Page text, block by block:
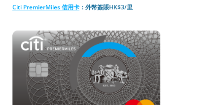
Citi PremierMiles 信用卡 ：外幣簽賬HK$3/里